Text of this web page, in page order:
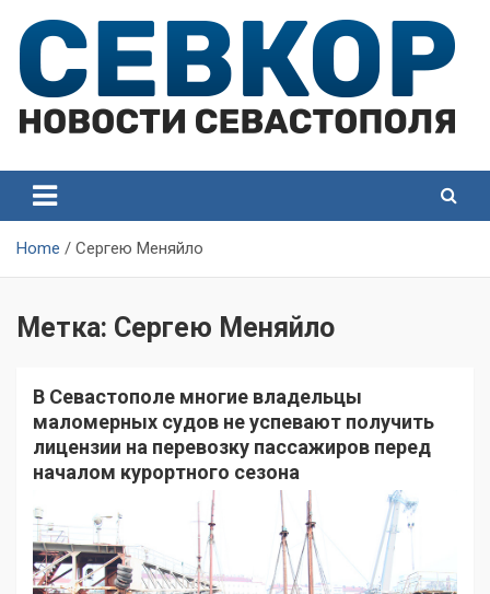
content
Севастополя
Севастополя
Home Сергею Меняйло
Метка: Сергею Меняйло
В Севастополе многие владельцы
маломерных судов не успевают получить
лицензии на перевозку пассажиров перед
началом курортного сезона